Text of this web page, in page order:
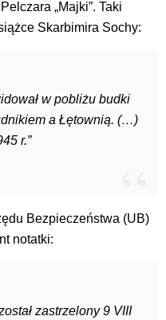
„Majki”. Taki
Skarbimira Sochy:
w pobliżu budki
a Łętownią. (…)
r.”
Bezpieczeństwa (UB)
notatki:
zastrzelony 9 VIII